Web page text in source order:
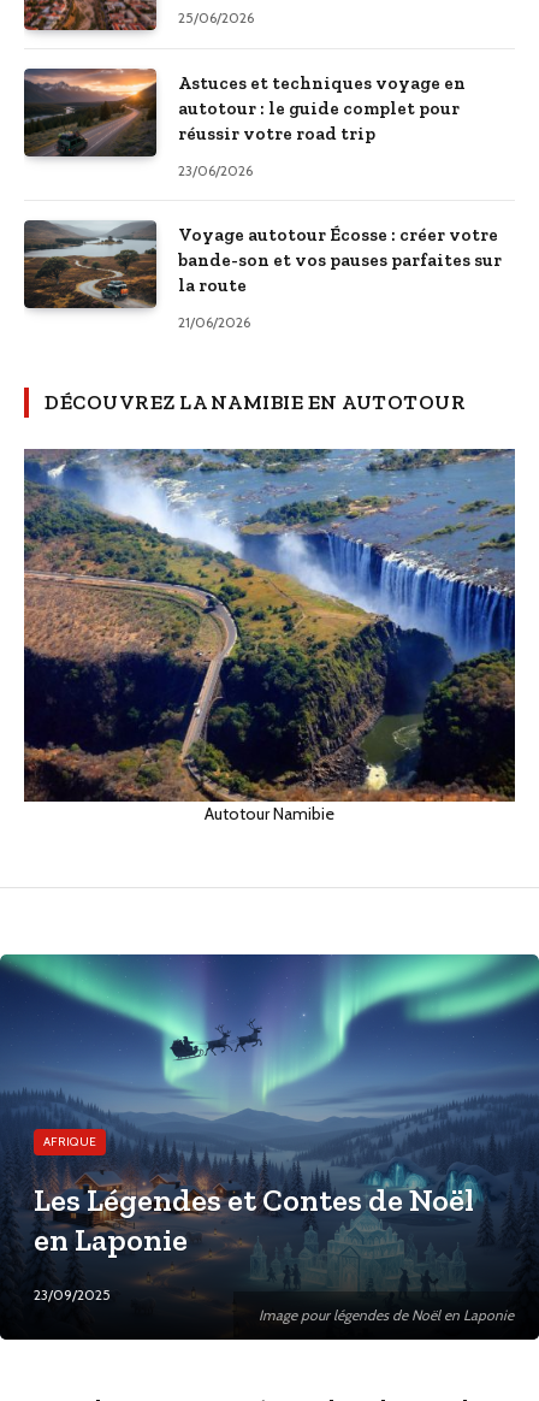
25/06/2026
Astuces et techniques voyage en
autotour : le guide complet pour
réussir votre road trip
23/06/2026
Voyage autotour Écosse : créer votre
bande-son et vos pauses parfaites sur
la route
21/06/2026
DÉCOUVREZ LA NAMIBIE EN AUTOTOUR
Autotour Namibie
Image pour légendes de Noël en Laponie
AFRIQUE
Les Légendes et Contes de Noël
en Laponie
23/09/2025